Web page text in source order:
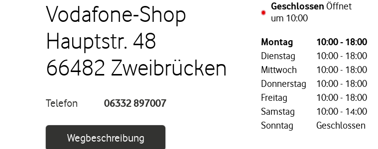
Vodafone-Shop
Hauptstr. 48
66482 Zweibrücken
Telefon 06332 897007
WegbeschreibungLink öffnet in einem neuen Tab
Geschlossen Öffnet
um 10:00
Wochentag, Öffnungszeiten
Montag 10:00- 18:00
Dienstag
10:00- 18:00
Mittwoch
10:00- 18:00
Donnerstag
10:00- 18:00
Freitag
10:00- 18:00
Samstag
10:00- 14:00
Sonntag
Geschlossen